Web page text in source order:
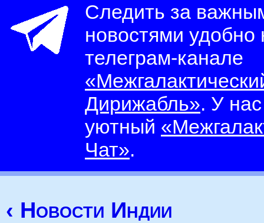
Следить за
новостями
телеграм-канале
Дирижабль». У
уютный
Чат».
‹ Новости Индии